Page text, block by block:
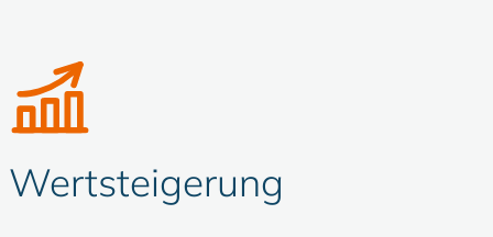
Wertsteigerung